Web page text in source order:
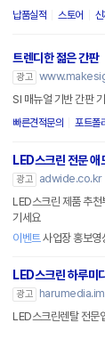
납품실적 스토어
트렌디한 젊은 간판
광고
SI 매뉴얼 기반 간판
빠른견적문의 포트폴
LED스크린 전문 애
광고
adwide.co.kr
LED스크린 제품 추천
기세요
이벤트사업장 홍보영
LED스크린 하루미
광고
LED스크린렌탈 전문